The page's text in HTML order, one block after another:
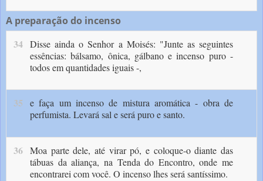
A preparação do incenso
34 Disse ainda o Senhor a Moisés: "Jun­te as seguintes
essências: bálsamo, ônica, gálba­no e incenso puro -
todos em quantidades iguais -,
35
e faça um incenso de mistura aromática - obra de
perfumista. Levará sal e será puro e santo.
36 Moa parte dele, até virar pó, e coloque-o dian­te das
tábuas da aliança, na Tenda do Encontro, onde me
encontrarei com você. O incenso lhes será santíssimo.